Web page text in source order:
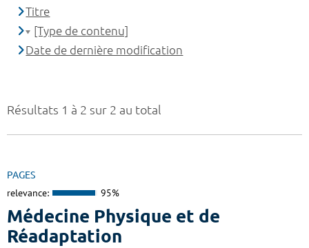
Résultats 1 à 2 sur 2 au total
PAGES
relevance: 95%
Médecine Physique et de
Réadaptation
Titre
[Type de contenu]
Date de dernière modification